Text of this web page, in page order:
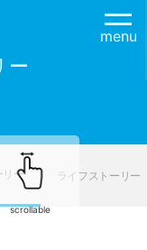
menu
ー
リー ライフストーリー
scrollable